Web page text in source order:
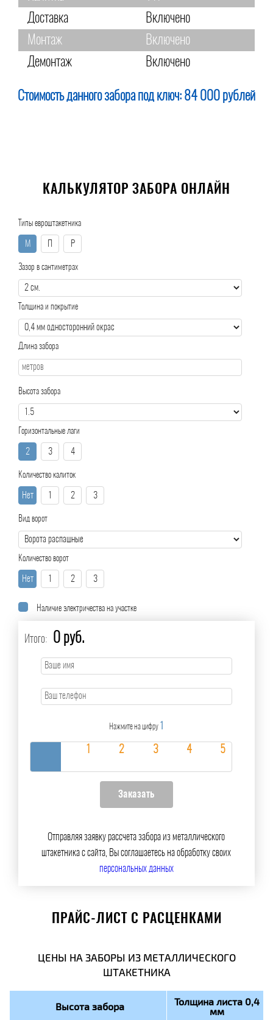
Доставка
Включено
Монтаж
Включено
Демонтаж
Включено
Стоимость данного забора под ключ: 84 000 рублей
КАЛЬКУЛЯТОР ЗАБОРА ОНЛАЙН
Типы евроштакетника
М Р
Зазор в сантиметрах
Толщина и покрытие
Длина забора
Высота забора
Горизонтальные лаги
2 3 4
Количество калиток
Нет 1 2 3
Вид ворот
Количество ворот
Нет 1 2 3
Наличие электричества на участке
Итого: 0 руб.
Нажмите на цифру 1
Отправляя заявку рассчета забора из металлического
штакетника с сайта, Вы соглашаетесь на обработку своих
персональных данных
ПРАЙС-ЛИСТ С РАСЦЕНКАМИ
ЦЕНЫ НА ЗАБОРЫ ИЗ МЕТАЛЛИЧЕСКОГО
ШТАКЕТНИКА
Высота забора Толщина листа 0,4
мм